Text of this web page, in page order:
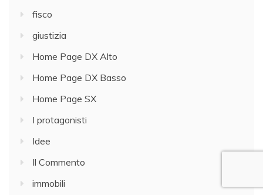
fisco
giustizia
Home Page DX Alto
Home Page DX Basso
Home Page SX
I protagonisti
Idee
Il Commento
immobili